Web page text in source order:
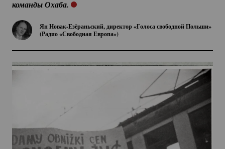
ЯнНовак-Езёраньский, директор «Голоса свободной Польши»
(Радио «Свободная Европа»)
команды Охаба.